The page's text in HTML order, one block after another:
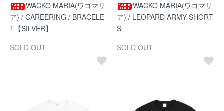
WACKO MARIA(ワコマリ
ア) / CAREERING / BRACELE
T【SILVER】
SOLD OUT
WACKO MARIA(ワコマリ
ア) / LEOPARD ARMY SHORT
S
SOLD OUT